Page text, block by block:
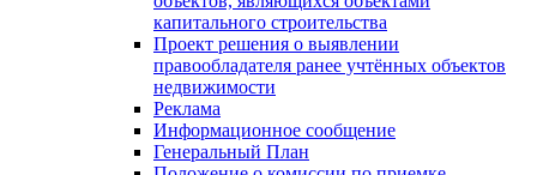
капитального строительства
Проект решения о выявлении
правообладателя ранее учтённых объектов
недвижимости
Реклама
Информационное сообщение
Генеральный План